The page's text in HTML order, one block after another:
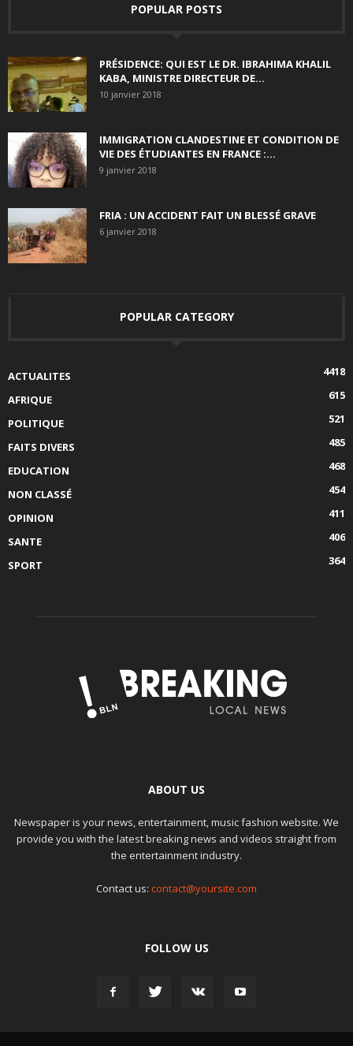
POPULAR POSTS
PRÉSIDENCE: QUI EST LE DR. IBRAHIMA KHALIL
KABA, MINISTRE DIRECTEUR DE...
10 janvier 2018
IMMIGRATION CLANDESTINE ET CONDITION DE
VIE DES ÉTUDIANTES EN FRANCE :...
9 janvier 2018
FRIA : UN ACCIDENT FAIT UN BLESSÉ GRAVE
6 janvier 2018
POPULAR CATEGORY
ACTUALITES
4418
AFRIQUE
615
POLITIQUE
521
FAITS DIVERS
485
EDUCATION
468
NON CLASSÉ
454
OPINION
411
SANTE
406
SPORT
364
ABOUT US
Newspaper is your news, entertainment, music fashion website. We
provide you with the latest breaking news and videos straight from
the entertainment industry.
Contact us: contact@yoursite.com
FOLLOW US